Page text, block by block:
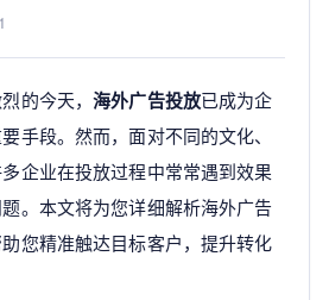
的今天，海外广告投放已成为企
手段。然而，面对不同的文化、
企业在投放过程中常常遇到效果
。本文将为您详细解析海外广告
您精准触达目标客户，提升转化